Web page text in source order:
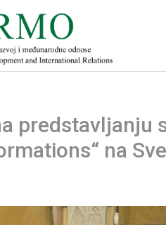
predstavljanju
na